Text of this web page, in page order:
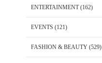
ENTERTAINMENT(162)
EVENTS (121)
FASHION & BEAUTY (529)